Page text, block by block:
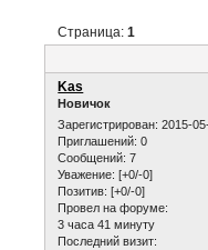
Страница:1
Kas
Новичок
Зарегистрирован: 2015-
Приглашений: 0
Сообщений: 7
Уважение: [+0/-0]
Позитив: [+0/-0]
Провел на форуме:
3 часа 41 минуту
Последний визит: